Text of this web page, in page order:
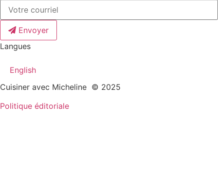
Envoyer
Langues
English
Cuisiner avec Micheline © 2025
Politique éditoriale